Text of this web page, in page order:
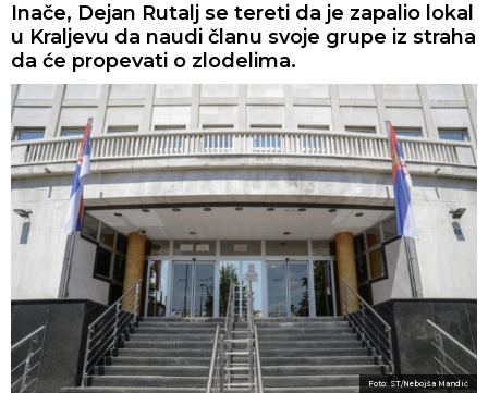
Inače, Dejan Rutalj se tereti da je zapalio lokal
u Kraljevu da naudi članu svoje grupe iz straha
da će propevati o zlodelima.
Foto: ST/Nebojša Mandić